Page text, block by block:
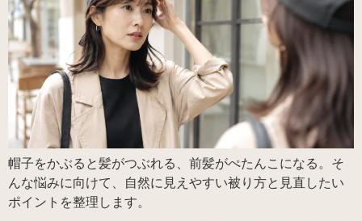
帽子をかぶると髪がつぶれる、前髪がぺたんこになる。そ
んな悩みに向けて、自然に見えやすい被り方と見直したい
ポイントを整理します。